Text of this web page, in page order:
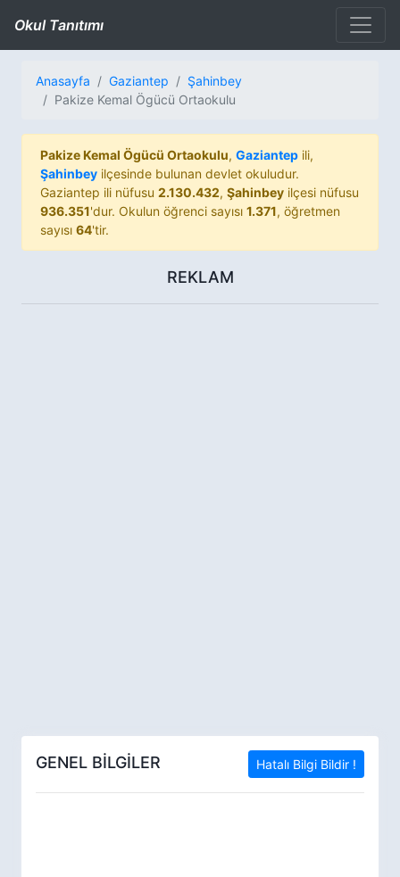
Okul Tanıtımı
Anasayfa Gaziantep
Şahinbey
Pakize Kemal Ögücü Ortaokulu
Pakize Kemal Ögücü Ortaokulu, Gaziantep ili,
Şahinbey ilçesinde bulunan devlet okuludur.
Gaziantep ili nüfusu 2.130.432, Şahinbey ilçesi nüfusu
936.351'dur. Okulun öğrenci sayısı 1.371, öğretmen
sayısı 64'tir.
REKLAM
GENEL BİLGİLER Hatalı Bilgi Bildir !